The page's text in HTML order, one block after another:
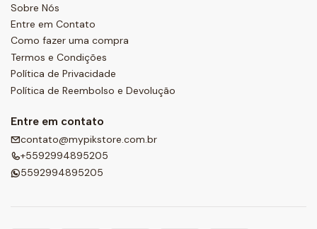
Sobre Nós
Entre em Contato
Como fazer uma compra
Termos e Condições
Política de Privacidade
Política de Reembolso e Devolução
Entre em contato
contato@mypikstore.com.br
+5592994895205
5592994895205